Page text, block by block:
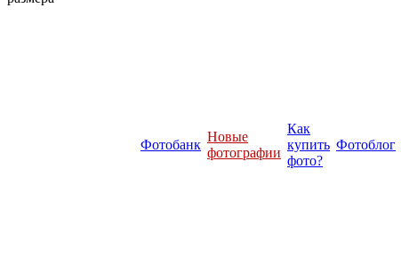
Фотобанк
Новые
фотографии
Как
купить
фото?
Фотоблог